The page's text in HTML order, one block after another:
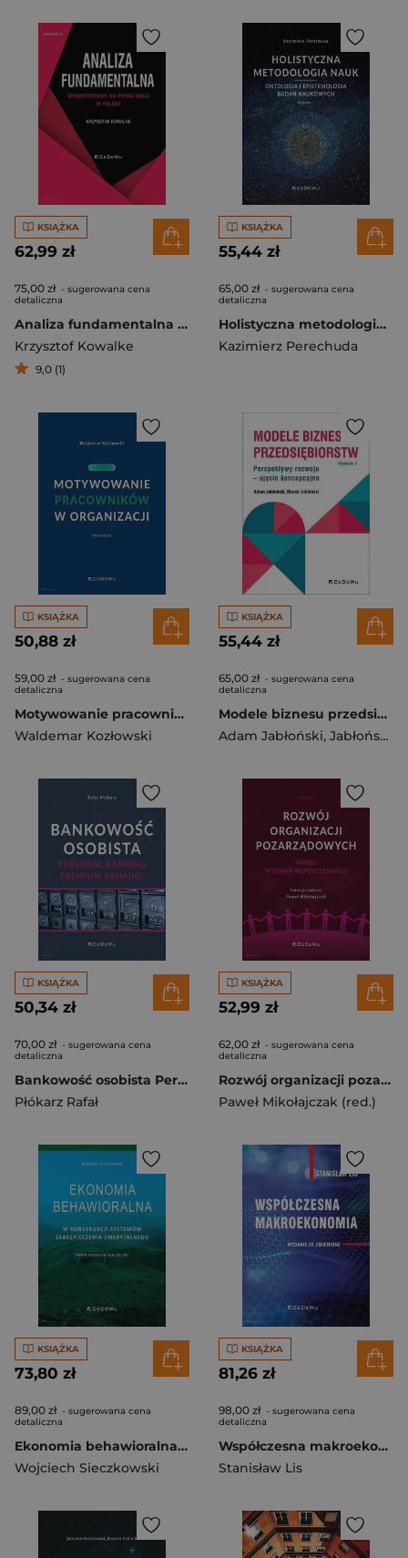
KSIĄŻKA
62,99 zł
75,00 zł - sugerowana cena
detaliczna
Analiza fundamentalna Wykorzystanie na rynku akcji w Polsce
Krzysztof Kowalke
9,0 (1)
KSIĄŻKA
55,44 zł
65,00 zł - sugerowana cena
detaliczna
Holistyczna metodologia nauk Ontologia i epistemologia badań naukowych
Kazimierz Perechuda
KSIĄŻKA
50,88 zł
59,00 zł - sugerowana cena
detaliczna
Motywowanie pracowników w organizacji
Waldemar Kozłowski
KSIĄŻKA
55,44 zł
65,00 zł - sugerowana cena
detaliczna
Modele biznesu przedsiębiorstw. Perspektywy rozwoju - ujęcie koncepcyjne
Adam Jabłoński, Jabłoński Marek
KSIĄŻKA
50,34 zł
70,00 zł - sugerowana cena
detaliczna
Bankowość osobista Personal Banking, Premium Banking
Płókarz Rafał
KSIĄŻKA
52,99 zł
62,00 zł - sugerowana cena
detaliczna
Rozwój organizacji pozarządowych wobec wyzwań współczesności
Paweł Mikołajczak (red.)
KSIĄŻKA
73,80 zł
89,00 zł - sugerowana cena
detaliczna
Ekonomia behawioralna w konstrukcji systemów zabezpieczenia emerytalnego. Doświadczenia dla Polski
Wojciech Sieczkowski
KSIĄŻKA
81,26 zł
98,00 zł - sugerowana cena
detaliczna
Współczesna makroekonomia
Stanisław Lis